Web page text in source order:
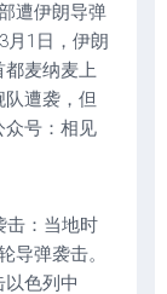
遭伊朗导弹
月1日，伊朗
麦纳麦上
遭袭，但
众号：相见
击：当地时
导弹袭击。
色列中